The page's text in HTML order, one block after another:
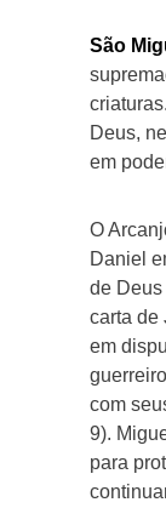
São
Deus,
em
O
Daniel
de Deus
carta de
em
com
9).
para